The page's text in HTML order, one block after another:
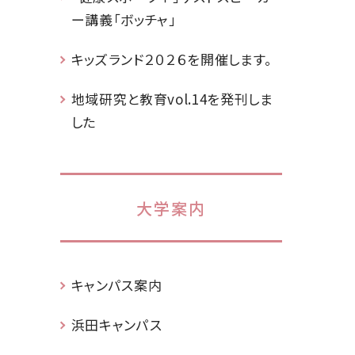
ー講義「ボッチャ」
キッズランド２０２６を開催します。
地域研究と教育vol.14を発刊しま
した
大学案内
キャンパス案内
浜田キャンパス